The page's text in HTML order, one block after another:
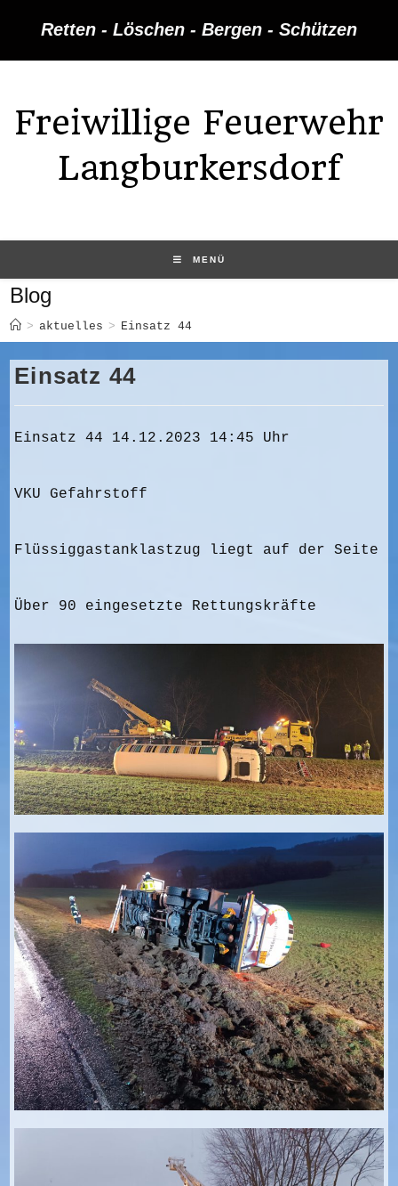
Retten - Löschen - Bergen - Schützen
Freiwillige Feuerwehr
Langburkersdorf
MENÜ
Blog
> aktuelles > Einsatz 44
Einsatz 44
Einsatz 44 14.12.2023 14:45 Uhr
VKU Gefahrstoff
Flüssiggastanklastzug liegt auf der Seite
Über 90 eingesetzte Rettungskräfte